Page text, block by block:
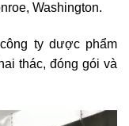
Washington.
ty dược phẩm
thác, đóng gói và